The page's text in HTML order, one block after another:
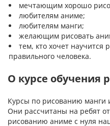
мечтающим хорошо
любителям аниме;
любителям манги;
желающим рисовать
тем, кто хочет научится
правильного человека.
О курсе обучения
Курcы по рисованию манги
Они рассчитаны на ребят
рисованию аниме с нуля